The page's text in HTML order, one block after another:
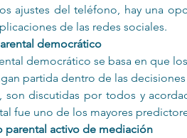
ajustes del teléfono, hay una
de las redes sociales.
democrático
democrático se basa en que
partida dentro de las
son discutidas por todos y
fue uno de los mayores
parental activo de mediación